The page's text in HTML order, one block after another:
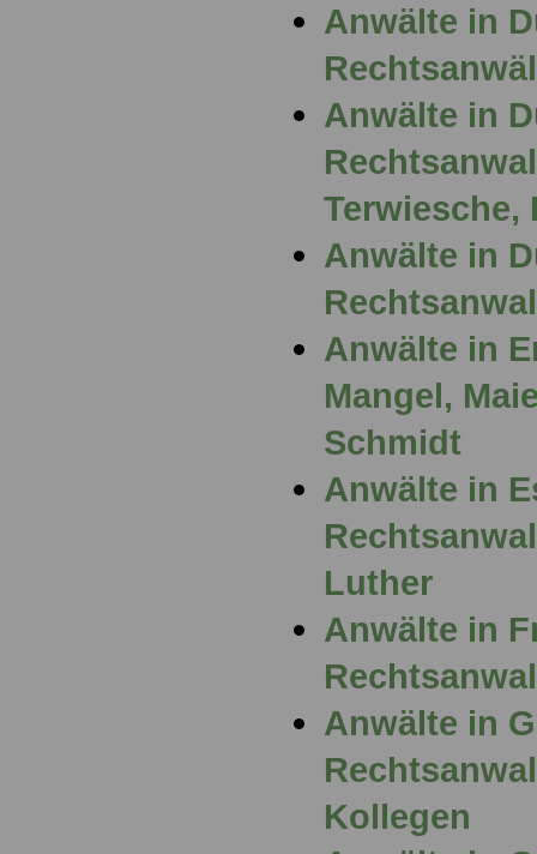
Anwälte in
Anwälte in
Terwiesche,
Anwälte in
Anwälte in
Mangel,
Schmidt
Anwälte in
Luther
Anwälte in
Anwälte in
Kollegen